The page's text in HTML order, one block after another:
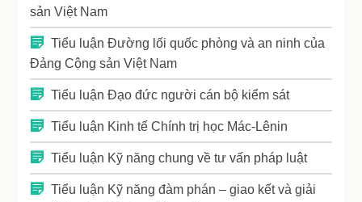
sản Việt Nam
Tiểu luận Đường lối quốc phòng và an ninh của
Đảng Cộng sản Việt Nam
Tiểu luận Đạo đức người cán bộ kiểm sát
Tiểu luận Kinh tế Chính trị học Mác-Lênin
Tiểu luận Kỹ năng chung về tư vấn pháp luật
Tiểu luận Kỹ năng đàm phán – giao kết và giải